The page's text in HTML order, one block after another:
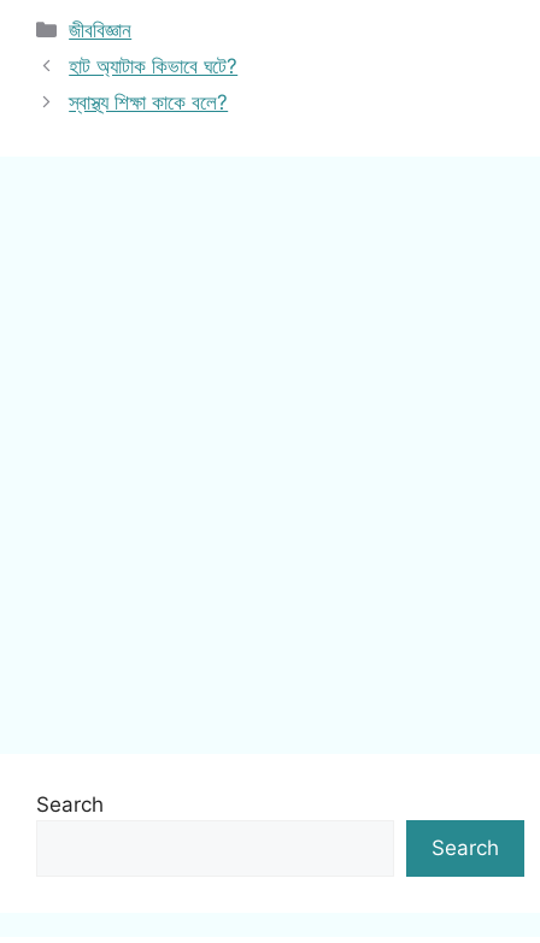
Categories
জীববিজ্ঞান
হাট অ্যাটাক কিভাবে ঘটে?
স্বাস্থ্য শিক্ষা কাকে বলে?
Search
Search